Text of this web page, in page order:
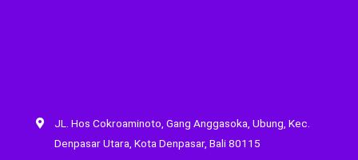
JL. Hos Cokroaminoto, Gang Anggasoka, Ubung, Kec.
Denpasar Utara, Kota Denpasar, Bali 80115